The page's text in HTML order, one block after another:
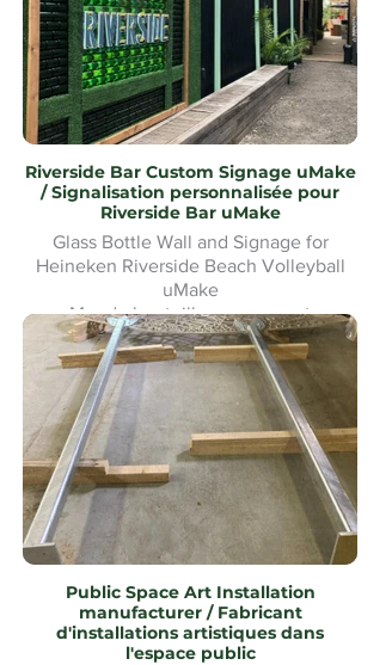
Riverside Bar Custom Signage uMake
/ Signalisation personnalisée pour
Riverside Bar uMake
Glass Bottle Wall and Signage for
Heineken Riverside Beach Volleyball
uMake
Mur de bouteilles en verre et
signalétique pour le Heineken Riverside
Beach Volleyball
Public Space Art Installation
manufacturer / Fabricant
d'installations artistiques dans
l'espace public